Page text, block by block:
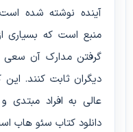
آینده نوشته شده
منبع است که بسیاری
گرفتن مدارک آن سعی
عالی به افراد مبتدی
دانلود کتاب سئو هاب